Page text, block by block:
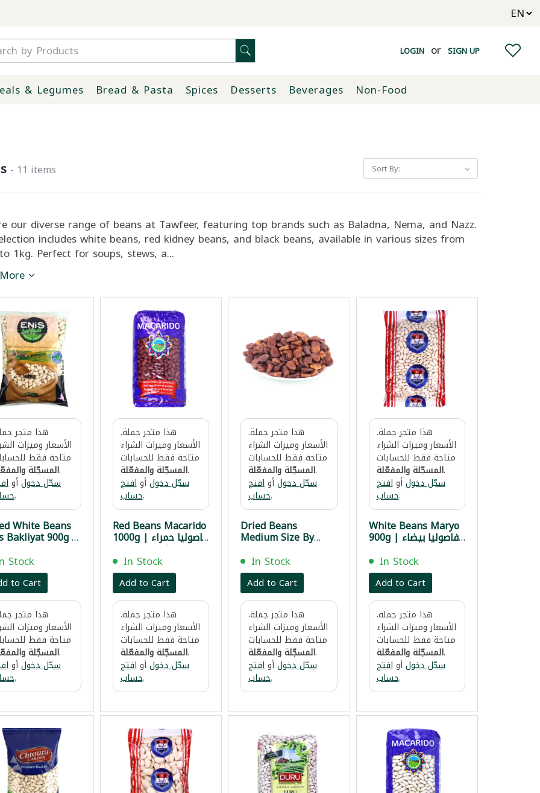
LOGIN or SIGN UP
& Legumes Bread & Pasta Spices Desserts Beverages Non-Food
- 11 items Sort By:
our diverse range of beans at Tawfeer, featuring top brands such as Baladna, Nema, and Nazz.
includes white beans, red kidney beans, and black beans, available in various sizes from
1kg. Perfect for soups, stews, a...
هذا متجر
الأسعار وميزات
متاحة فقط
المسجّلة.
سجّل دخولأو
.
White Beans
Bakliyat 900g |
فاصولياء بيضاء
إنيس باقليات 900غ
Stock
to Cart
هذا متجر
الأسعار وميزات
متاحة فقط
المسجّلة.
سجّل دخولأو
.
هذا متجر جملة.
الأسعار وميزات الشراء
متاحة فقط للحسابات
المسجّلة والمفعّلة.
سجّل دخولأوافتح
حساب.
Red Beans Macarido
1000g | فاصوليا حمراء
ماكاريدو 1000غ
In Stock
Add to Cart
هذا متجر جملة.
الأسعار وميزات الشراء
متاحة فقط للحسابات
المسجّلة والمفعّلة.
سجّل دخولأوافتح
حساب.
هذا متجر جملة.
الأسعار وميزات الشراء
متاحة فقط للحسابات
المسجّلة والمفعّلة.
سجّل دخولأوافتح
حساب.
Dried Beans
Medium Size By
حجم وسط بالوزن
In Stock
Add to Cart
هذا متجر جملة.
الأسعار وميزات الشراء
متاحة فقط للحسابات
المسجّلة والمفعّلة.
سجّل دخولأوافتح
حساب.
هذا متجر جملة.
الأسعار وميزات الشراء
متاحة فقط للحسابات
المسجّلة والمفعّلة.
سجّل دخولأوافتح
حساب.
White Beans Maryo
900g | فاصوليا بيضاء
ماريو 900غ
In Stock
Add to Cart
هذا متجر جملة.
الأسعار وميزات الشراء
متاحة فقط للحسابات
المسجّلة والمفعّلة.
سجّل دخولأوافتح
حساب.